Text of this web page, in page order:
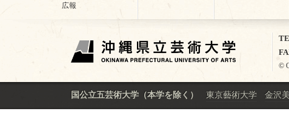
広報
国公立五芸術大学（本学を除く） 東京藝術大学 金沢
©